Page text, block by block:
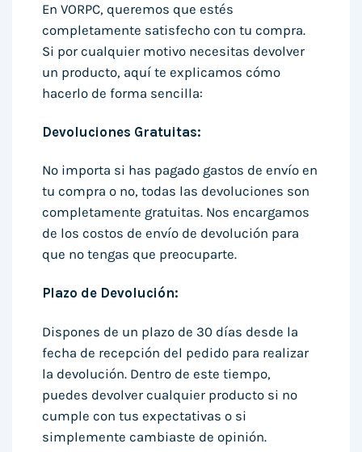
En VORPC, queremos que estés
completamente satisfecho con tu compra.
Si por cualquier motivo necesitas devolver
un producto, aquí te explicamos cómo
hacerlo de forma sencilla:
Devoluciones Gratuitas:
No importa si has pagado gastos de envío en
tu compra o no, todas las devoluciones son
completamente gratuitas. Nos encargamos
de los costos de envío de devolución para
que no tengas que preocuparte.
Plazo de Devolución:
Dispones de un plazo de 30 días desde la
fecha de recepción del pedido para realizar
la devolución. Dentro de este tiempo,
puedes devolver cualquier producto si no
cumple con tus expectativas o si
simplemente cambiaste de opinión.